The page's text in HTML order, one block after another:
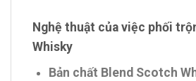
Nghệ thuật của việc phối
Whisky
Bản chất Blend Scotch